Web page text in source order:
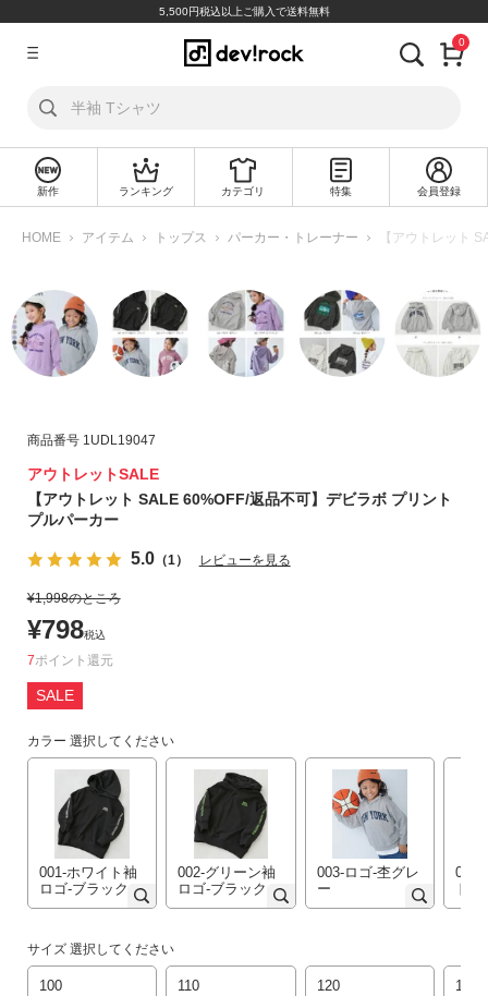
5,500円税込以上ご購入で送料無料
グ
規
録
探
カ
ゴ
リ
か
ら
す
ラ
ン
キ
ン
グ
新
か
0
新作 ランキング カテゴリ 特集 会員登録
HOME アイテム トップス パーカー・トレーナー 【アウトレット
商品番号 1UDL19047
アウトレットSALE
【アウトレット SALE 60%OFF/返品不可】デビラボ プリント
プルパーカー
5.0（1） レビューを見る
¥1,998のところ
¥798税込
7ポイント
SALE
カラー 選択してください
001-ホワイト袖
ロゴ-ブラック
002-グリーン袖
ロゴ-ブラック
003-ロゴ-杢グレ
ー
004-
ド
サイズ 選択してください
100 110 120 130